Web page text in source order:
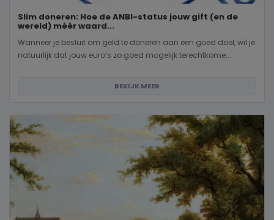
Slim doneren: Hoe de ANBI-status jouw gift (en de
wereld) méér waard...
Wanneer je besluit om geld te doneren aan een goed doel, wil je
natuurlijk dat jouw euro’s zo goed mogelijk terechtkome...
BEKIJK MEER